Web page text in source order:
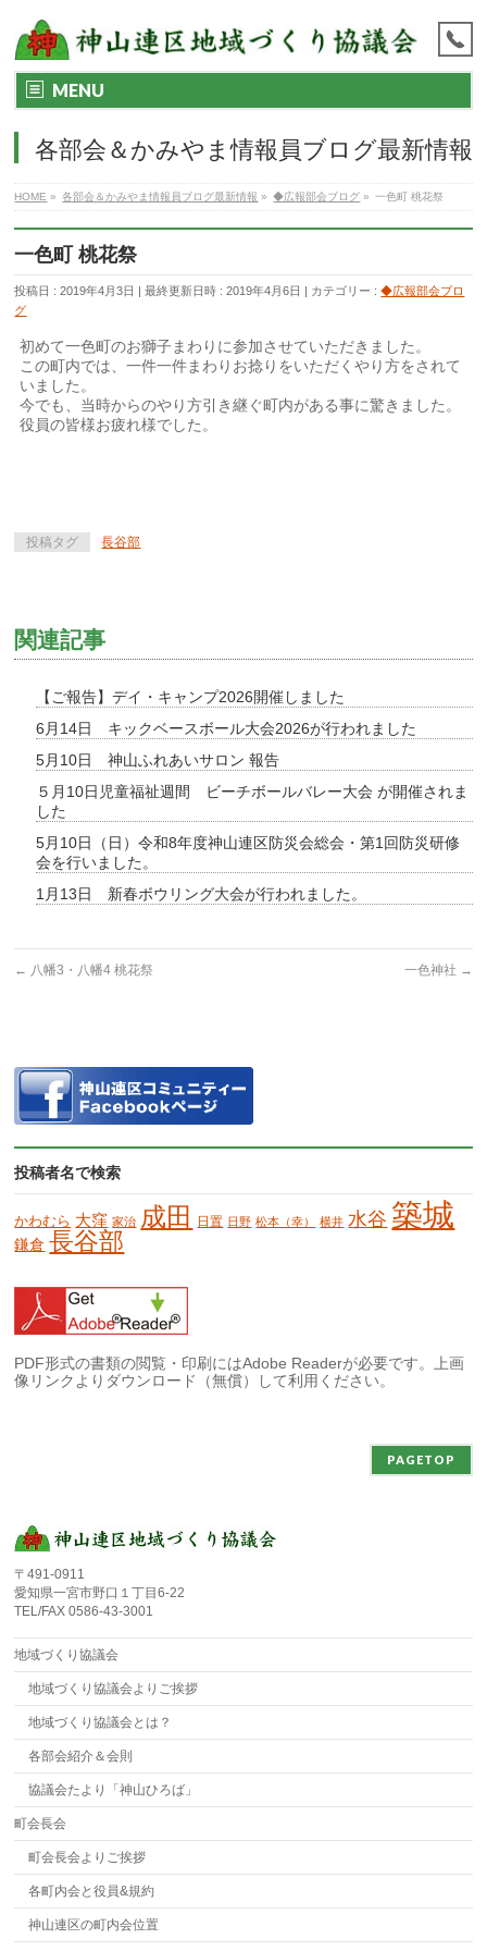
MENU
各部会＆かみやま情報員ブログ最新情報
HOME » 各部会＆かみやま情報員ブログ最新情報 » ◆広報部会ブログ » 一色町 桃花祭
一色町 桃花祭
投稿日 : 2019年4月3日 最終更新日時 : 2019年4月6日 カテゴリー :◆広報部会ブロ
グ
初めて一色町のお獅子まわりに参加させていただきました。
この町内では、一件一件まわりお捻りをいただくやり方をされて
いました。
今でも、当時からのやり方引き継ぐ町内がある事に驚きました。
役員の皆様お疲れ様でした。
投稿タグ 長谷部
関連記事
【ご報告】デイ・キャンプ2026開催しました
6月14日 キックベースボール大会2026が行われました
5月10日 神山ふれあいサロン 報告
５月10日児童福祉週間 ビーチボールバレー大会 が開催されま
した
5月10日（日）令和8年度神山連区防災会総会・第1回防災研修
会を行いました。
1月13日 新春ボウリング大会が行われました。
← 八幡3・八幡4 桃花祭 一色神社 →
投稿者名で検索
かわむら 大窪 家治 成田 日置 日野 松本（幸） 横井 水谷 築城
鎌倉 長谷部
PDF形式の書類の閲覧・印刷にはAdobe Readerが必要です。上画
像リンクよりダウンロード（無償）して利用ください。
PAGETOP
〒491-0911
愛知県一宮市野口１丁目6-22
TEL/FAX 0586-43-3001
地域づくり協議会
地域づくり協議会よりご挨拶
地域づくり協議会とは？
各部会紹介＆会則
協議会たより「神山ひろば」
町会長会
町会長会よりご挨拶
各町内会と役員&規約
神山連区の町内会位置